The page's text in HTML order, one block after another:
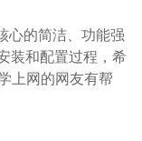
心的简洁、功能强
装和配置过程，希
上网的网友有帮